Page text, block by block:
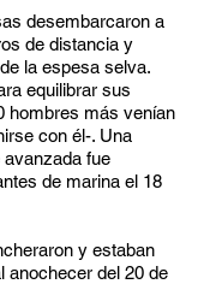
desembarcaron a
de distancia y
la espesa selva.
equilibrar sus
hombres más venían
con él-. Una
avanzada fue
de marina el 18
y estaban
anochecer del 20 de